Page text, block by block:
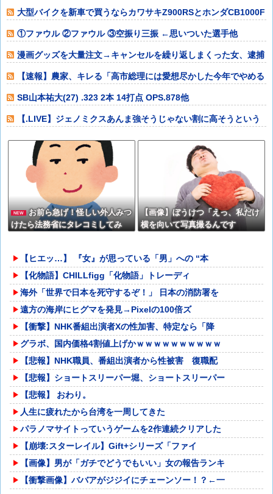
20回以上届け
大型バイクを新車で買うならカワサキZ900RSとホンダCB1000F
どっ
①ファウル ②ファウル ③空振り三振 ←思いついた選手他
漫画グッズを大量注文→キャンセルを繰り返しまくった女、逮捕
される 被害総
【速報】農家、キレる「高市総理には愛想尽かした今年でやめる
ぞ」コメ売値は
SB山本祐大(27) .323 2本 14打点 OPS.878他
【.LIVE】ジェノミクスあんま強そうじゃない割に高そうという
NEW
お前ら急げ！怪しい外人みつ
けたら法務省にタレコミしてみ
【画像】ぼうけつ「えっ、私だけ
横を向いて写真撮るんです
【ヒエッ…】 『女』が思っている「男」への “本
【化物語】CHILLfigg「化物語」トレーディ
海外「世界で日本を死守するぞ！」 日本の消防署を
遠方の海岸にヒグマを発見→Pixelの100倍ズ
【衝撃】NHK番組出演者Xの性加害、特定なら「降
グラボ、国内価格4割値上げかｗｗｗｗｗｗｗｗｗｗ
【悲報】NHK職員、番組出演者から性被害 復職配
【悲報】ショートスリーパー堀、ショートスリーパー
【悲報】 おわり。
人生に疲れたから台湾を一周してきた
パラノマサイトっていうゲームを2作連続クリアした
【崩壊:スターレイル】Gift+シリーズ「ファイ
【画像】男が「ガチでどうでもいい」女の報告ランキ
【衝撃画像】ババアがジジイにチェーンソー！？←一